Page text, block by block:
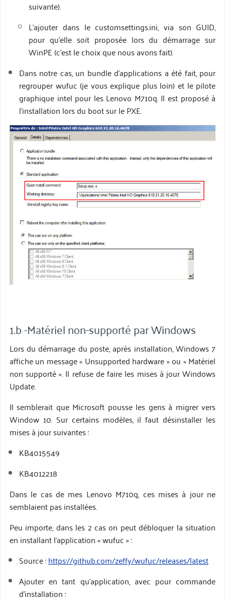
suivante).
L’ajouter dans le customsettings.ini, via son GUID,
pour qu’elle soit proposée lors du démarrage sur
WinPE (c’est le choix que nous avons fait).
Dans notre cas, un bundle d’applications a été fait, pour
regrouper wufuc (je vous explique plus loin) et le pilote
graphique intel pour les Lenovo M710q. Il est proposé à
l’installation lors du boot sur le PXE.
1.b -Matériel non-supporté par Windows
Lors du démarrage du poste, après installation, Windows 7
affiche un message « Unsupported hardware » ou « Matériel
non supporté ». Il refuse de faire les mises à jour Windows
Update.
Il semblerait que Microsoft pousse les gens à migrer vers
Window 10. Sur certains modèles, il faut désinstaller les
mises à jour suivantes :
KB4015549
KB4012218
Dans le cas de mes Lenovo M710q, ces mises à jour ne
semblaient pas installées.
Peu importe, dans les 2 cas on peut débloquer la situation
en installant l’application « wufuc » :
Source :https://github.com/zeffy/wufuc/releases/latest
Ajouter en tant qu’application, avec pour commande
d’installation :